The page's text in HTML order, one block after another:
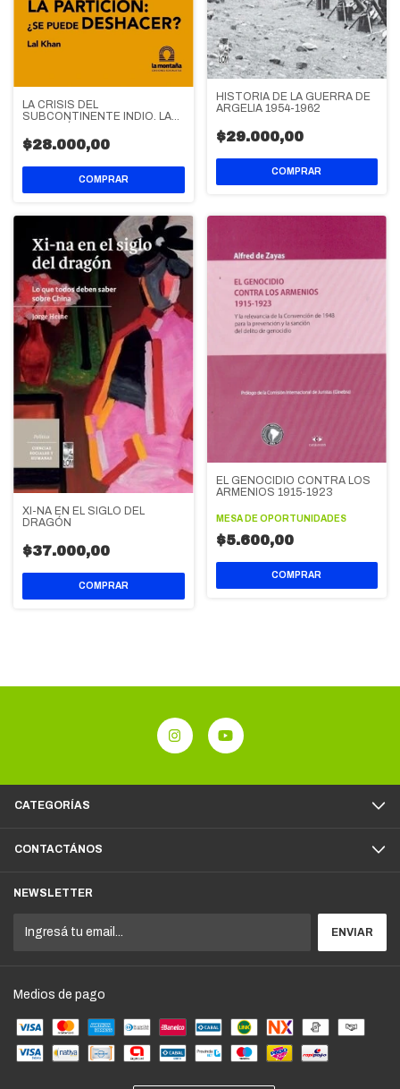
LA CRISIS DEL
SUBCONTINENTE INDIO. LA
DESHACER?
$28.000,00
HISTORIA DE LA GUERRA DE
ARGELIA 1954-1962
$29.000,00
XI-NA EN EL SIGLO DEL
DRAGÓN
$37.000,00
EL GENOCIDIO CONTRA LOS
ARMENIOS 1915-1923
MESA DE OPORTUNIDADES
$5.600,00
CATEGORÍAS
CONTACTÁNOS
NEWSLETTER
Medios de pago